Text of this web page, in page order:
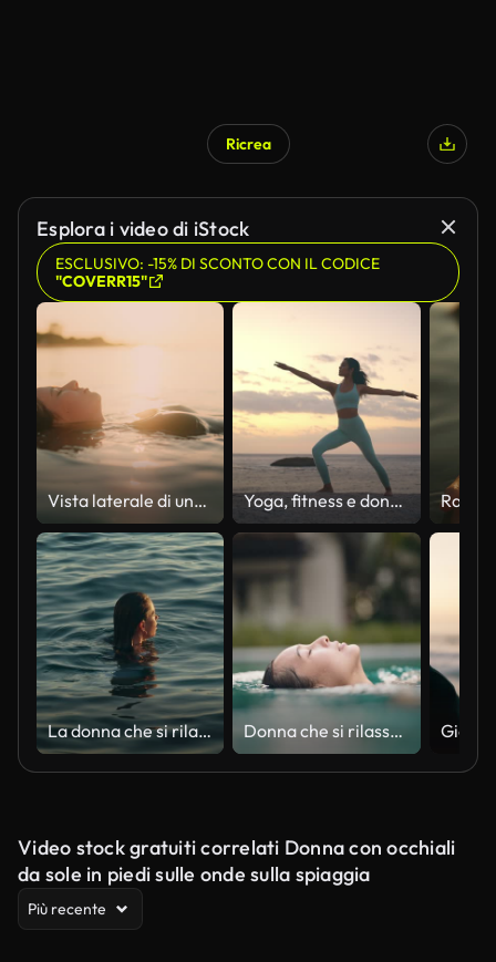
Ricrea
Esplora i video di iStock
ESCLUSIVO: -15% DI SCONTO CON IL CODICE
"COVERR15"
Vista laterale di una giovane donna rilassata in costume da bagno che galleggia sul mare con la luce del sole che brilla sulla superficie dell'acqua durante il tramonto Yoga, fitness e donna in spiaggia con guerriero, mani che pregano o stretching per il benessere della salute mentale. Libertà, zen e persona nella natura con fede, equilibrio o olistico, cura di sé o guarigione
La donna che si rilassa nel mare si immerge improvvisamente con la fantastica luce del tramonto Donna che si rilassa in piscina
Video stock gratuiti correlati Donna con occhiali
da sole in piedi sulle onde sulla spiaggia
Più recente